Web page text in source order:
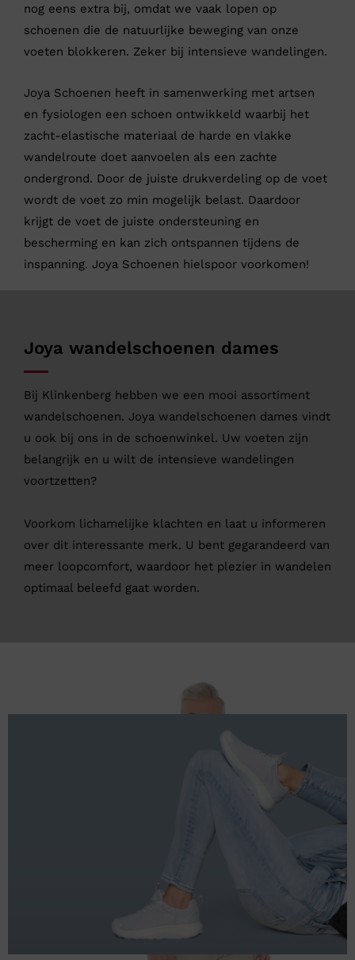
nog eens extra bij, omdat we vaak lopen op
schoenen die de natuurlijke beweging van onze
voeten blokkeren. Zeker bij intensieve wandelingen.
Joya Schoenen heeft in samenwerking met artsen
en fysiologen een schoen ontwikkeld waarbij het
zacht-elastische materiaal de harde en vlakke
wandelroute doet aanvoelen als een zachte
ondergrond. Door de juiste drukverdeling op de voet
wordt de voet zo min mogelijk belast. Daardoor
krijgt de voet de juiste ondersteuning en
bescherming en kan zich ontspannen tijdens de
inspanning. Joya Schoenen hielspoor voorkomen!
Joya wandelschoenen dames
Bij Klinkenberg hebben we een mooi assortiment
wandelschoenen. Joya wandelschoenen dames vindt
u ook bij ons in de schoenwinkel. Uw voeten zijn
belangrijk en u wilt de intensieve wandelingen
voortzetten?
Voorkom lichamelijke klachten en laat u informeren
over dit interessante merk. U bent gegarandeerd van
meer loopcomfort, waardoor het plezier in wandelen
optimaal beleefd gaat worden.